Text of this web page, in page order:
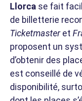
Llorca se fait
de billetterie
Ticketmasteret
proposent un
d’obtenir des
est conseillé de
disponibilité,